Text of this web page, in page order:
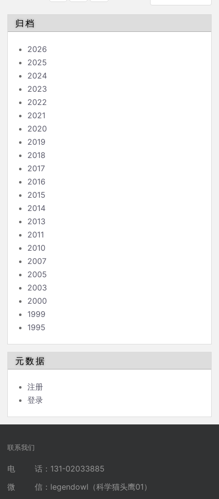
分
页
归档
2026
2025
2024
2023
2022
2021
2020
2019
2018
2017
2016
2015
2014
2013
2011
2010
2007
2005
2003
2000
1999
1995
元数据
注册
登录
联系我们
电 话：131-02033885
微 信：legendowl（科学猫头鹰01）